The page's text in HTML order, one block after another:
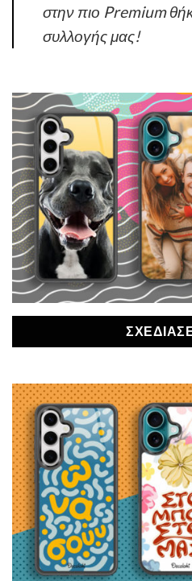
στην πιο Premium
συλλογής μας!